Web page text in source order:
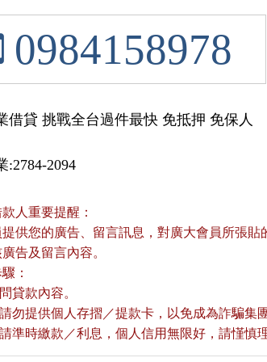
0984158978
借貸 挑戰全台過件最快 免抵押 免保人
:2784-2094
人重要提醒：
供您的廣告、留言訊息，對廣大會員所張
告及留言內容。
：
貸款內容。
勿提供個人存摺／提款卡，以免成為詐騙集
準時繳款／利息，個人信用無限好，請慬慎